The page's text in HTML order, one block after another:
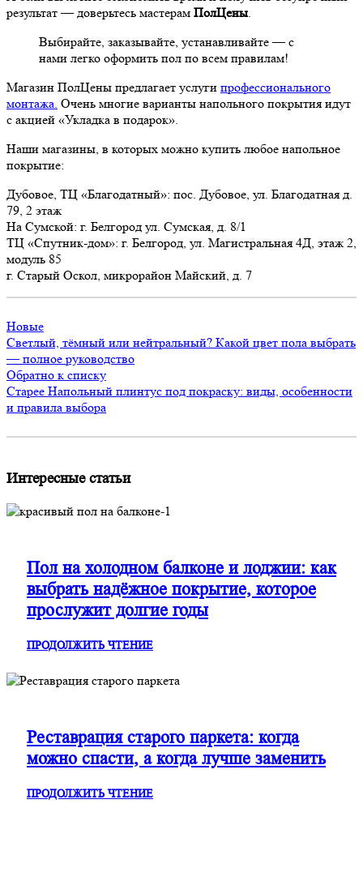
результат — доверьтесь мастерам ПолЦены.
Выбирайте, заказывайте, устанавливайте — с
нами легко оформить пол по всем правилам!
Магазин ПолЦены предлагает услуги профессионального
монтажа. Очень многие варианты напольного покрытия идут
с акцией «Укладка в подарок».
Наши магазины, в которых можно купить любое напольное
покрытие:
Дубовое, ТЦ «Благодатный»: пос. Дубовое, ул. Благодатная д.
79, 2 этаж
На Сумской: г. Белгород ул. Сумская, д. 8/1
ТЦ «Спутник-дом»: г. Белгород, ул. Магистральная 4Д, этаж 2,
модуль 85
г. Старый Оскол, микрорайон Майский, д. 7
Новые
Светлый, тёмный или нейтральный? Какой цвет пола выбрать
— полное руководство
Обратно к списку
Старее Напольный плинтус под покраску: виды, особенности
и правила выбора
Интересные статьи
Пол на холодном балконе и лоджии: как
выбрать надёжное покрытие, которое
прослужит долгие годы
ПРОДОЛЖИТЬ ЧТЕНИЕ
Реставрация старого паркета: когда
можно спасти, а когда лучше заменить
ПРОДОЛЖИТЬ ЧТЕНИЕ